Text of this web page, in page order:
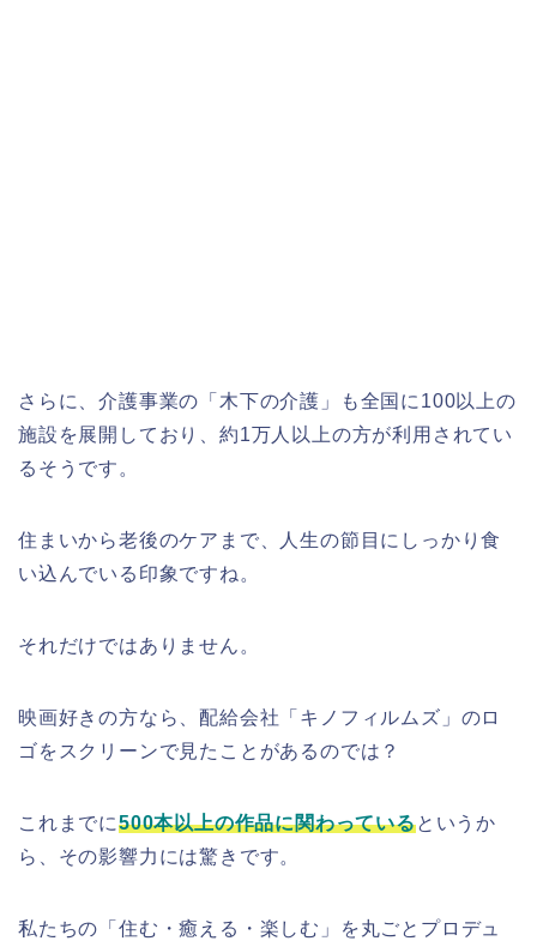
さらに、介護事業の「木下の介護」も全国に100以上の
施設を展開しており、約1万人以上の方が利用されてい
るそうです。
住まいから老後のケアまで、人生の節目にしっかり食
い込んでいる印象ですね。
それだけではありません。
映画好きの方なら、配給会社「キノフィルムズ」のロ
ゴをスクリーンで見たことがあるのでは？
これまでに500本以上の作品に関わっているというか
ら、その影響力には驚きです。
私たちの「住む・癒える・楽しむ」を丸ごとプロデュ